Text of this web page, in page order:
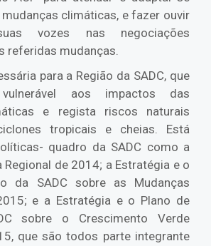
climáticas, e fazer ouvir
vozes nas negociações
referidas mudanças.
para a Região da SADC, que
aos impactos das
e regista riscos naturais
tropicais e cheias. Está
quadro da SADC como a
de 2014; a Estratégia e o
da SADC sobre as Mudanças
e a Estratégia e o Plano de
sobre o Crescimento Verde
que são todos parte integrante